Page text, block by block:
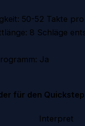
50-52 Takte
8 Schläge
Ja
für den Quickstep
Interpret